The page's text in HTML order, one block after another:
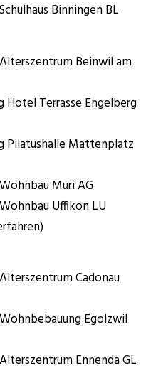
Binningen BL
Beinwil am
Hotel Terrasse Engelberg
Pilatushalle Mattenplatz
Muri AG
Uffikon LU
Cadonau
Egolzwil
Ennenda GL